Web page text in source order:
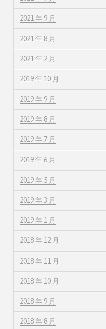
2021 年 9 月
2021 年 8 月
2021 年 2 月
2019 年 10 月
2019 年 9 月
2019 年 8 月
2019 年 7 月
2019 年 6 月
2019 年 5 月
2019 年 3 月
2019 年 1 月
2018 年 12 月
2018 年 11 月
2018 年 10 月
2018 年 9 月
2018 年 8 月